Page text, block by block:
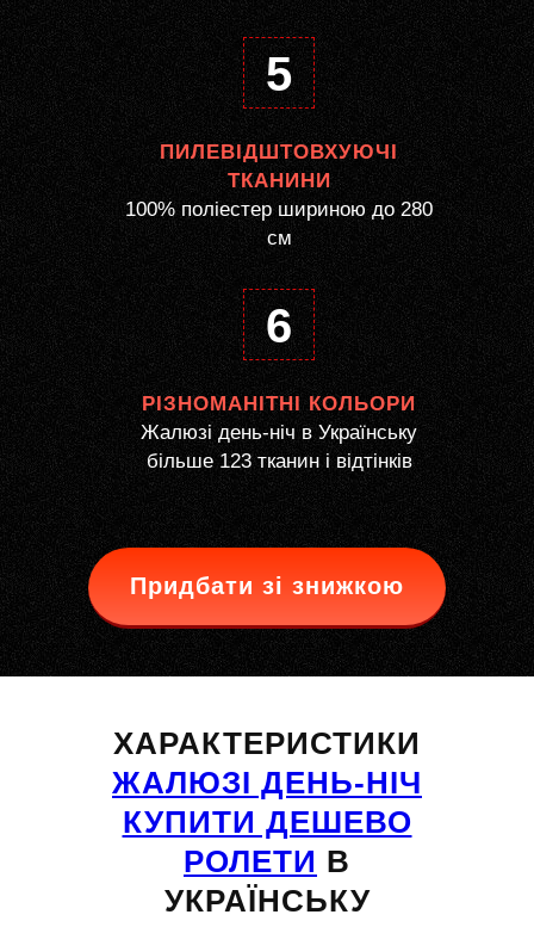
5
ПИЛЕВІДШТОВХУЮЧІ
ТКАНИНИ
100% поліестер шириною до 280
см
6
РІЗНОМАНІТНІ КОЛЬОРИ
Жалюзі день-ніч в Українську
більше 123 тканин і відтінків
Придбати зі знижкою
ХАРАКТЕРИСТИКИ
ЖАЛЮЗІ ДЕНЬ-НІЧ
КУПИТИ ДЕШЕВО
РОЛЕТИ В
УКРАЇНСЬКУ